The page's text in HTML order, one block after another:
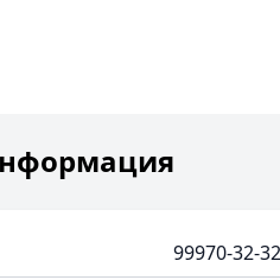
99970-32-